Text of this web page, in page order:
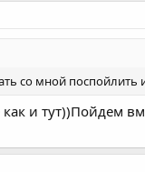
со мной
и тут))Пойдем